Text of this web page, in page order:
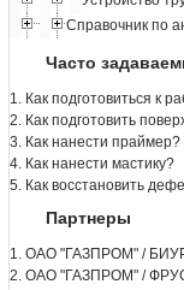
Справочник по
Часто
1. Как подготовиться к
2. Как подготовить
3. Как нанести праймер?
4. Как нанести мастику?
5. Как восстановить
Партнеры
1. ОАО "ГАЗПРОМ" /
2. ОАО "ГАЗПРОМ" /